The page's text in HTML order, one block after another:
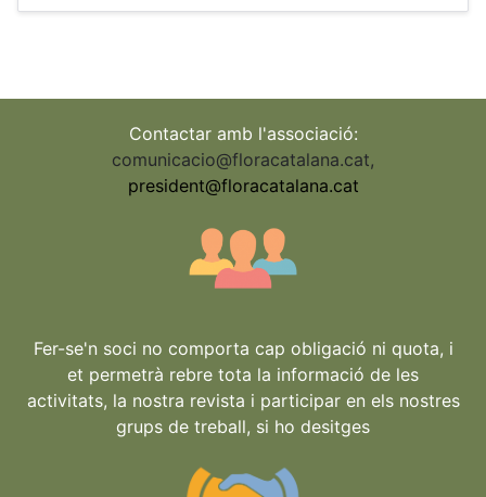
Contactar amb l'associació:
comunicacio@floracatalana.cat,
president@floracatalana.cat
Fer-se'n soci no comporta cap obligació ni quota, i
et permetrà rebre tota la informació de les
activitats, la nostra revista i participar en els nostres
grups de treball, si ho desitges